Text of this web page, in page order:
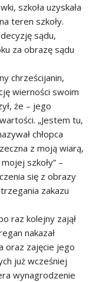
szkoła uzyskała
teren szkoły.
sądu,
za obrazę sądu
chrześcijanin,
wierności swoim
że – jego
„Jestem tu,
chłopca
z moją wiarą,
szkoły” –
się z obrazy
zakazu
raz kolejny zajął
nakazał
oraz zajęcie jego
już wcześniej
wynagrodzenie